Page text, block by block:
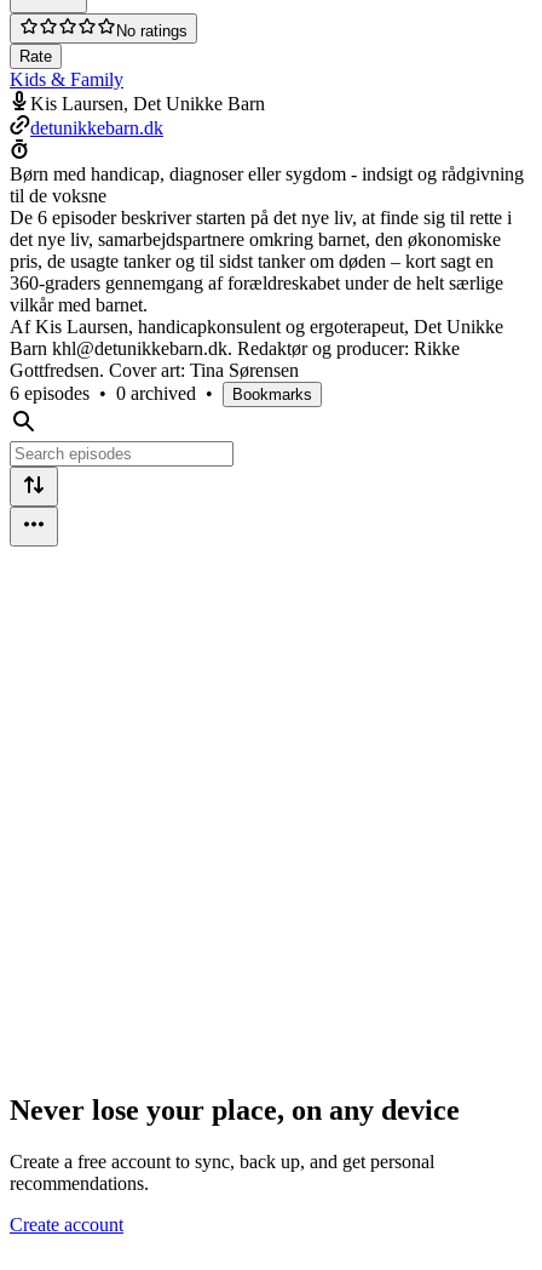
No ratings
Rate
Kids & Family
Kis Laursen, Det Unikke Barn
detunikkebarn.dk
Børn med handicap, diagnoser eller sygdom - indsigt og rådgivning
til de voksne
De 6 episoder beskriver starten på det nye liv, at finde sig til rette i
det nye liv, samarbejdspartnere omkring barnet, den økonomiske
pris, de usagte tanker og til sidst tanker om døden – kort sagt en
360-graders gennemgang af forældreskabet under de helt særlige
vilkår med barnet.
Af Kis Laursen, handicapkonsulent og ergoterapeut, Det Unikke
Barn khl@detunikkebarn.dk. Redaktør og producer: Rikke
Gottfredsen. Cover art: Tina Sørensen
6 episodes • 0 archived • Bookmarks
Never lose your place, on any device
Create a free account to sync, back up, and get personal
recommendations.
Create account